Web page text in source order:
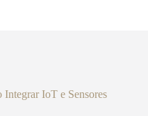
IoT e Sensores